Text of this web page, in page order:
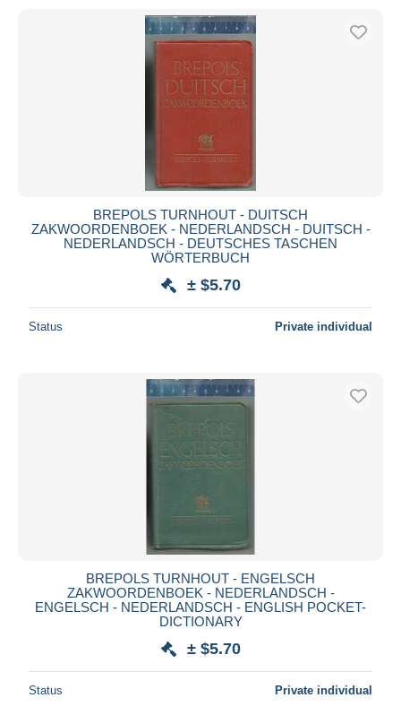
BREPOLS TURNHOUT - DUITSCH
ZAKWOORDENBOEK - NEDERLANDSCH - DUITSCH -
NEDERLANDSCH - DEUTSCHES TASCHEN
WÖRTERBUCH
± $5.70
Status Private individual
BREPOLS TURNHOUT - ENGELSCH
ZAKWOORDENBOEK - NEDERLANDSCH -
ENGELSCH - NEDERLANDSCH - ENGLISH POCKET-
DICTIONARY
± $5.70
Status Private individual